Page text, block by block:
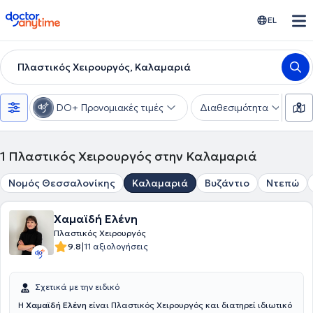
doctoranytime EL
Πλαστικός Χειρουργός, Καλαμαριά
DO+ Προνομιακές τιμές Διαθεσιμότητα
1 Πλαστικός Χειρουργός στην Καλαμαριά
Νομός Θεσσαλονίκης Καλαμαριά Βυζάντιο Ντεπώ
Χαμαϊδή Ελένη
Πλαστικός Χειρουργός
9.8|11 αξιολογήσεις
Σχετικά με την ειδικό
Η Χαμαϊδή Ελένη είναι Πλαστικός Χειρουργός και διατηρεί ιδιωτικό